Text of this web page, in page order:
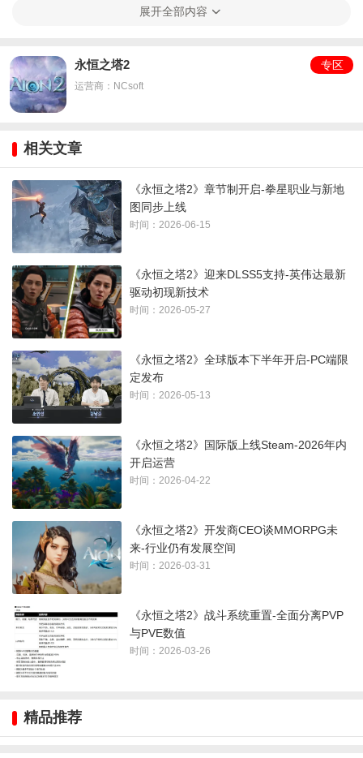
PVE玩法调整
开发团队将修正多个副本中首领的攻击模式，重点增强近战职
业的战斗稳定性。具体涉及“远征”玩法的克拉奥洞穴、巴克隆浮
空岛等副本，以及“超越”玩法中的破碎阿尔卡尼斯、神之研究基
地等挑战。
战斗系统优化
“强袭”技能将被改进为在地面或飞行状态下也可使用，不再仅限
于滑翔时;而状态异常神石的触发冷却时间将从5秒延长至15秒，
但玩家可以使用治疗药水解除非眩晕、击晕类的神石减益效
果。
展开全部内容
永恒之塔2
运营商：NCsoft
专区
相关文章
《永恒之塔2》章节制开启-拳星职业与新地
图同步上线
时间：2026-06-15
《永恒之塔2》迎来DLSS5支持-英伟达最新
驱动初现新技术
时间：2026-05-27
《永恒之塔2》全球版本下半年开启-PC端限
定发布
时间：2026-05-13
《永恒之塔2》国际版上线Steam-2026年内
开启运营
时间：2026-04-22
《永恒之塔2》开发商CEO谈MMORPG未
来-行业仍有发展空间
时间：2026-03-31
《永恒之塔2》战斗系统重置-全面分离PVP
与PVE数值
时间：2026-03-26
精品推荐